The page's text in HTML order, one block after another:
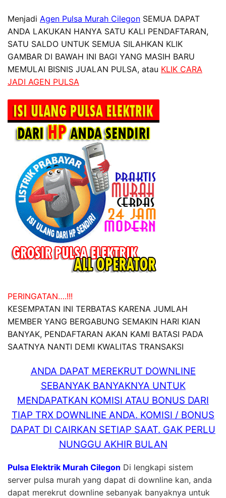
Menjadi Agen Pulsa Murah Cilegon SEMUA DAPAT
ANDA LAKUKAN HANYA SATU KALI PENDAFTARAN,
SATU SALDO UNTUK SEMUA SILAHKAN KLIK
GAMBAR DI BAWAH INI BAGI YANG MASIH BARU
MEMULAI BISNIS JUALAN PULSA, atau KLIK CARA
JADI AGEN PULSA
PERINGATAN….!!!
KESEMPATAN INI TERBATAS KARENA JUMLAH
MEMBER YANG BERGABUNG SEMAKIN HARI KIAN
BANYAK, PENDAFTARAN AKAN KAMI BATASI PADA
SAATNYA NANTI DEMI KWALITAS TRANSAKSI
ANDA DAPAT MEREKRUT DOWNLINE
SEBANYAK BANYAKNYA UNTUK
MENDAPATKAN KOMISI ATAU BONUS DARI
TIAP TRX DOWNLINE ANDA. KOMISI / BONUS
DAPAT DI CAIRKAN SETIAP SAAT. GAK PERLU
NUNGGU AKHIR BULAN
Pulsa Elektrik Murah Cilegon Di lengkapi sistem
server pulsa murah yang dapat di downline kan, anda
dapat merekrut downline sebanyak banyaknya untuk